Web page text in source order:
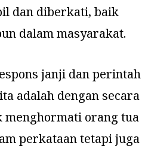
dan diberkati, baik
dalam masyarakat.
janji dan perintah
adalah dengan secara
orang tua
perkataan tetapi juga